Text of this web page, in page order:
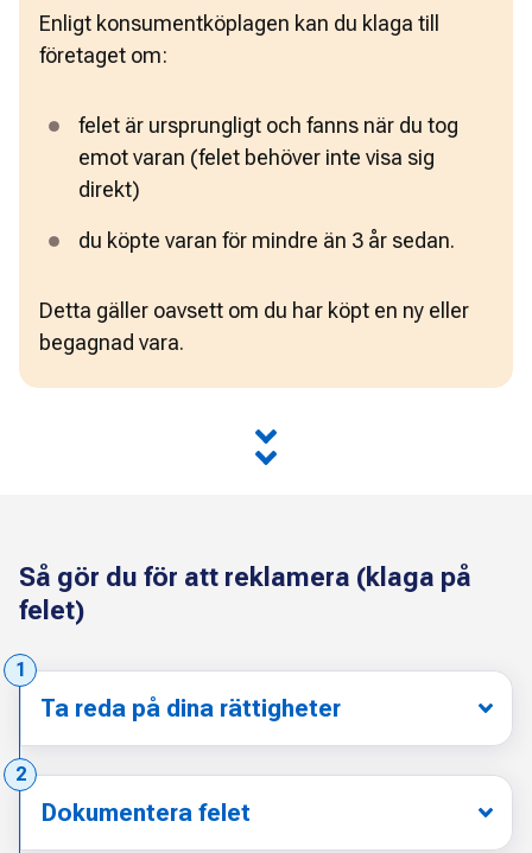
Enligt konsumentköplagen kan du klaga till
företaget om:
felet är ursprungligt och fanns när du tog
emot varan (felet behöver inte visa sig
direkt)
du köpte varan för mindre än 3 år sedan.
Detta gäller oavsett om du har köpt en ny eller
begagnad vara.
Så gör du för att reklamera (klaga på
felet)
Steg:
1
Ta reda på dina rättigheter
Steg:
2
Dokumentera felet